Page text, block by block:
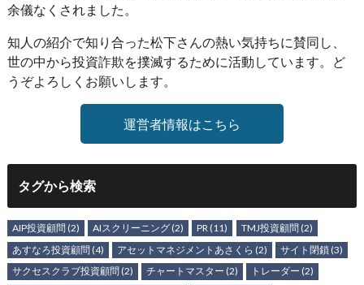
余儀なくされました。
知人の紹介で知り合った松下さんの熱い気持ちに賛同し、
世の中から投資詐欺を撲滅するために活動しています。ど
うぞよろしくお願いします。
運営者情報はこちら
タグから検索
AIP投資顧問 (2) AIスクリーニング (2) PR (11) TMJ投資顧問 (2)
あすなろ投資顧問 (4) アセットマネジメントあさくら (2) サイト閉鎖 (3)
サクセスクラブ投資顧問 (2) チャートマスター (2) トレーダー (2)